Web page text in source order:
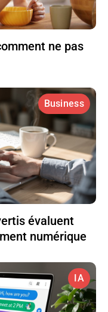
ne pas
Business
évaluent
numérique
IA